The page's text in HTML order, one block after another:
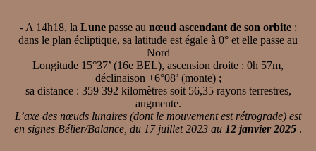
- A 14h18, la Lunepasse au nœud ascendant de son orbite:
dans le plan écliptique, sa latitude est égale à 0° et elle passe au
Nord
Longitude 15°37’ (16e BEL), ascension droite : 0h 57m,
déclinaison +6°08’ (monte) ;
sa distance : 359 392 kilomètres soit 56,35 rayons terrestres,
augmente.
L’axe des nœuds lunaires (dont le mouvement est rétrograde) est
en signes Bélier/Balance, du 17 juillet 2023 au 12 janvier 2025 .